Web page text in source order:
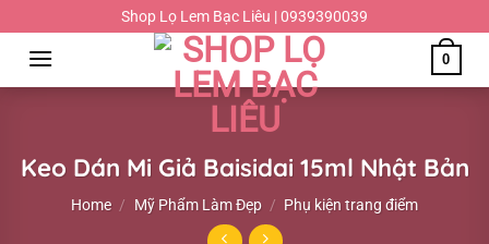
đến
dung
Shop Lọ Lem Bạc Liêu | 0939390039
0
Keo Dán Mi Giả Baisidai 15ml Nhật Bản
Home / Mỹ Phẩm Làm Đẹp / Phụ kiện trang điểm